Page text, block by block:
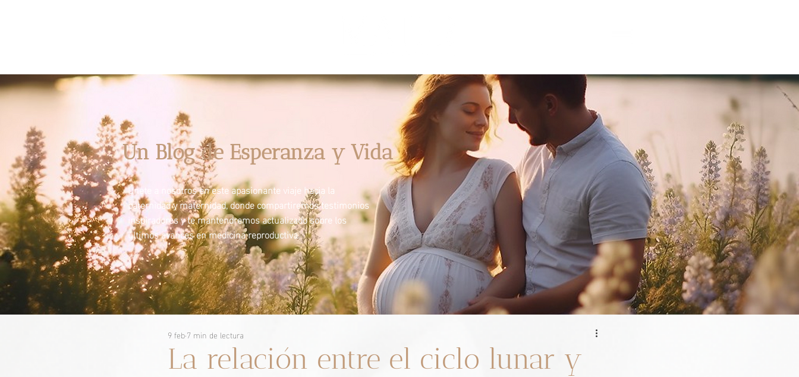
Un Blog de Esperanza y Vida
Únete a nosotros en este apasionante viaje hacia la
paternidad y maternidad, donde compartiremos testimonios
inspiradores y te mantendremos actualizado sobre los
últimos avances en medicina reproductiva.
La relación entre el ciclo lunar y
9 feb7 min de lectura